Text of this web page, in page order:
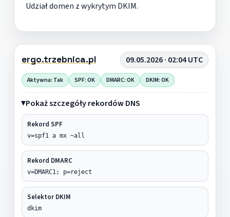
Udział domen z wykrytym DKIM.
ergo.trzebnica.pl 09.05.2026 · 02:04 UTC
Aktywna: Tak SPF: OK DMARC: OK DKIM: OK
Pokaż szczegóły rekordów DNS
Rekord SPF
v=spf1 a mx ~all
Rekord DMARC
v=DMARC1; p=reject
Selektor DKIM
dkim